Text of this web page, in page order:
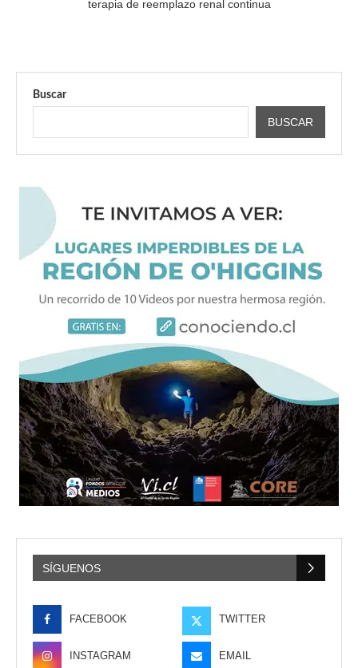
terapia de reemplazo renal continua
Buscar
BUSCAR
SÍGUENOS
FACEBOOK TWITTER
INSTAGRAM EMAIL